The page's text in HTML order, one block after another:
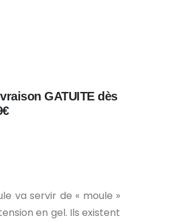
GATUITE dès
va servir de « moule »
en gel. Ils existent